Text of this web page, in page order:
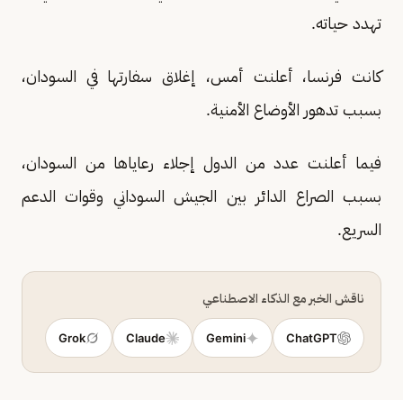
تهدد حياته.
كانت فرنسا، أعلنت أمس، إغلاق سفارتها في السودان،
بسبب تدهور الأوضاع الأمنية.
فيما أعلنت عدد من الدول إجلاء رعاياها من السودان،
بسبب الصراع الدائر بين الجيش السوداني وقوات الدعم
السريع.
ناقش الخبر مع الذكاء الاصطناعي
ChatGPT
Gemini
Claude
Grok